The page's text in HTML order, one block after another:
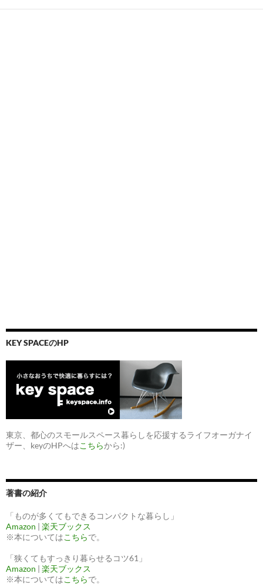
KEY SPACEのHP
東京、都心のスモールスペース暮らしを応援するライフオーガナイ
ザー、keyのHPへはこちらから:)
著書の紹介
「ものが多くてもできるコンパクトな暮らし」
Amazon | 楽天ブックス
※本についてはこちらで。
「狭くてもすっきり暮らせるコツ61」
Amazon | 楽天ブックス
※本についてはこちらで。